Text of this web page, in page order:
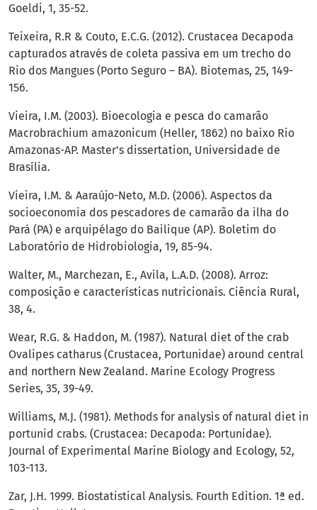
Goeldi, 1, 35-52.
Teixeira, R.R & Couto, E.C.G. (2012). Crustacea Decapoda
capturados através de coleta passiva em um trecho do
Rio dos Mangues (Porto Seguro – BA). Biotemas, 25, 149-
156.
Vieira, I.M. (2003). Bioecologia e pesca do camarão
Macrobrachium amazonicum (Heller, 1862) no baixo Rio
Amazonas-AP. Master’s dissertation, Universidade de
Brasília.
Vieira, I.M. & Aaraújo-Neto, M.D. (2006). Aspectos da
socioeconomia dos pescadores de camarão da ilha do
Pará (PA) e arquipélago do Bailique (AP). Boletim do
Laboratório de Hidrobiologia, 19, 85-94.
Walter, M., Marchezan, E., Avila, L.A.D. (2008). Arroz:
composição e características nutricionais. Ciência Rural,
38, 4.
Wear, R.G. & Haddon, M. (1987). Natural diet of the crab
Ovalipes catharus (Crustacea, Portunidae) around central
and northern New Zealand. Marine Ecology Progress
Series, 35, 39-49.
Williams, M.J. (1981). Methods for analysis of natural diet in
portunid crabs. (Crustacea: Decapoda: Portunidae).
Journal of Experimental Marine Biology and Ecology, 52,
103-113.
Zar, J.H. 1999. Biostatistical Analysis. Fourth Edition. 1ª ed.